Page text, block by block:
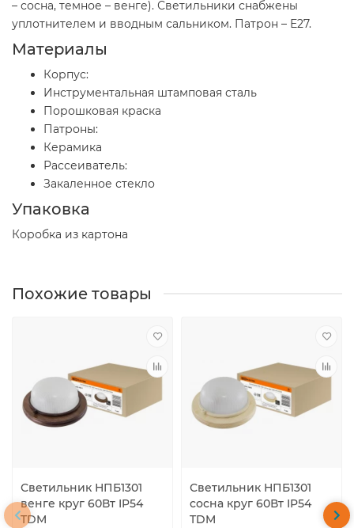
– сосна, темное – венге). Светильники снабжены
уплотнителем и вводным сальником. Патрон – Е27.
Материалы
Корпус:
Инструментальная штамповая сталь
Порошковая краска
Патроны:
Керамика
Рассеиватель:
Закаленное стекло
Упаковка
Коробка из картона
Похожие товары
Светильник НПБ1301
венге круг 60Вт IP54
TDM
Светильник НПБ1301
сосна круг 60Вт IP54
TDM